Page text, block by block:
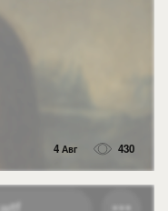
4 Авг 430